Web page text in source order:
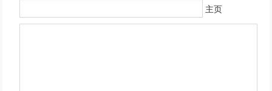
主页